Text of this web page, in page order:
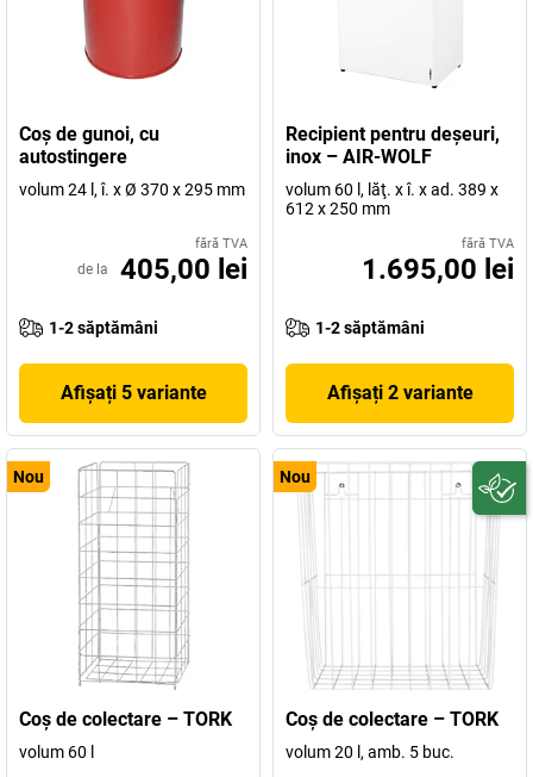
Coş de gunoi, cu
autostingere
volum 24 l, î. x Ø 370 x 295 mm
fără TVA
de la 405,00 lei
1-2 săptămâni
Afișați 5 variante
Recipient pentru deşeuri,
inox – AIR-WOLF
volum 60 l, lăţ. x î. x ad. 389 x
612 x 250 mm
fără TVA
1.695,00 lei
1-2 săptămâni
Afișați 2 variante
Nou
Coş de colectare – TORK
volum 60 l
Nou
Coş de colectare – TORK
volum 20 l, amb. 5 buc.